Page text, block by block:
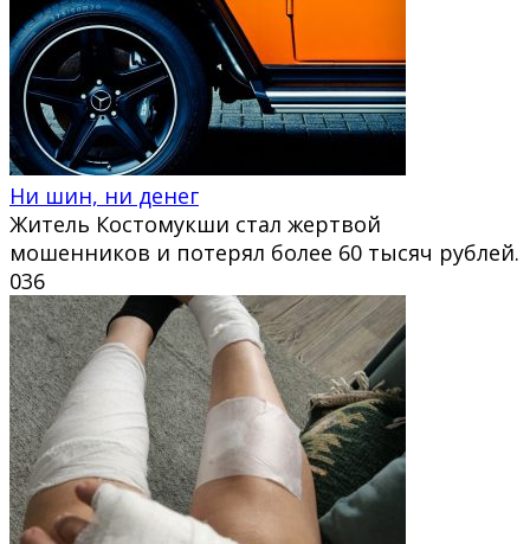
Ни шин, ни денег
Житель Костомукши стал жертвой
мошенников и потерял более 60 тысяч рублей.
036